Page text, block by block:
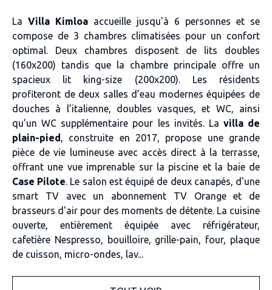
La Villa Kimloa accueille jusqu'à 6 personnes et se
compose de 3 chambres climatisées pour un confort
optimal. Deux chambres disposent de lits doubles
(160x200) tandis que la chambre principale offre un
spacieux lit king-size (200x200). Les résidents
profiteront de deux salles d’eau modernes équipées de
douches à l’italienne, doubles vasques, et WC, ainsi
qu'un WC supplémentaire pour les invités. La villa de
plain-pied, construite en 2017, propose une grande
pièce de vie lumineuse avec accès direct à la terrasse,
offrant une vue imprenable sur la piscine et la baie de
Case Pilote. Le salon est équipé de deux canapés, d'une
smart TV avec un abonnement TV Orange et de
brasseurs d'air pour des moments de détente. La cuisine
ouverte, entièrement équipée avec réfrigérateur,
cafetière Nespresso, bouilloire, grille-pain, four, plaque
de cuisson, micro-ondes, lav...